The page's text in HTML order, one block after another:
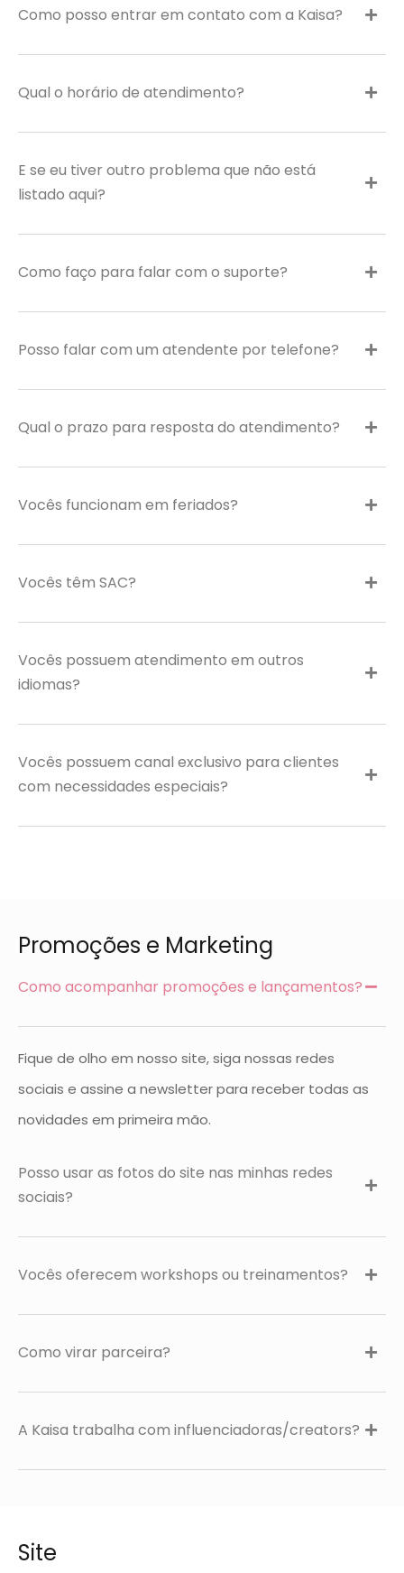
Como posso entrar em contato com a Kaisa?
Qual o horário de atendimento?
E se eu tiver outro problema que não está
listado aqui?
Como faço para falar com o suporte?
Posso falar com um atendente por telefone?
Qual o prazo para resposta do atendimento?
Vocês funcionam em feriados?
Vocês têm SAC?
Vocês possuem atendimento em outros
idiomas?
Vocês possuem canal exclusivo para clientes
com necessidades especiais?
Promoções e Marketing
Como acompanhar promoções e lançamentos?
Fique de olho em nosso site, siga nossas redes
sociais e assine a newsletter para receber todas as
novidades em primeira mão.
Posso usar as fotos do site nas minhas redes
sociais?
Vocês oferecem workshops ou treinamentos?
Como virar parceira?
A Kaisa trabalha com influenciadoras/creators?
Site